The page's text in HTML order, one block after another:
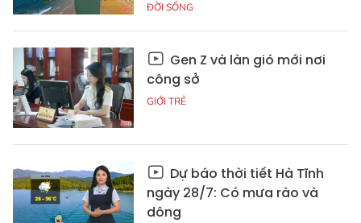
ĐỜI SỐNG
Gen Z và làn gió mới nơi
công sở
GIỚI TRẺ
Dự báo thời tiết Hà Tĩnh
ngày 28/7: Có mưa rào và
dông